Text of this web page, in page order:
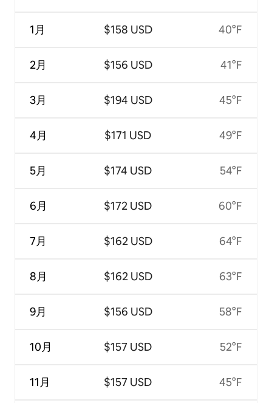
1月
2月
3月
4月
5月
6月
7月
8月
9月
10月
11月
$158 USD
$156 USD
$194 USD
$171 USD
$174 USD
$172 USD
$162 USD
$162 USD
$156 USD
$157 USD
$157 USD
40°F
41°F
45°F
49°F
54°F
60°F
64°F
63°F
58°F
52°F
45°F